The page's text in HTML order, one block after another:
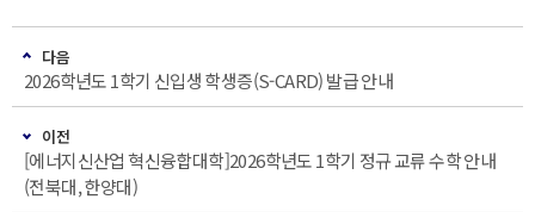
다음
2026학년도 1학기 신입생 학생증(S-CARD) 발급 안내
이전
[에너지신산업 혁신융합대학]2026학년도 1학기 정규 교류 수학 안내
(전북대, 한양대)